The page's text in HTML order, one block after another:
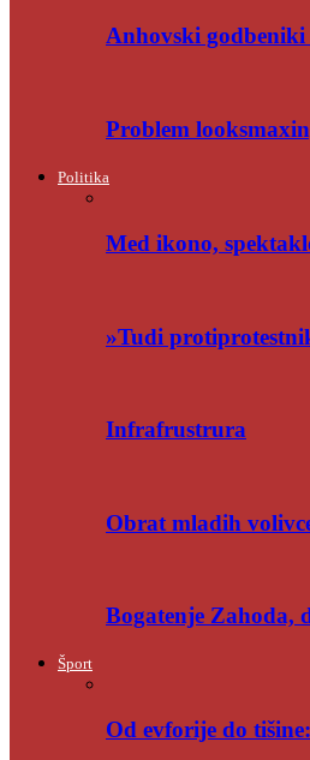
Anhovski godbeniki
Problem
Politika
Med ikono,
»Tudi
Infrafrustrura
Obrat mladih
Bogatenje Zahoda,
Šport
Od evforije do